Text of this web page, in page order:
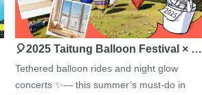
🎈2025 Taitung Balloon Festival × …
Tethered balloon rides and night glow
concerts ✨— this summer’s must-do in